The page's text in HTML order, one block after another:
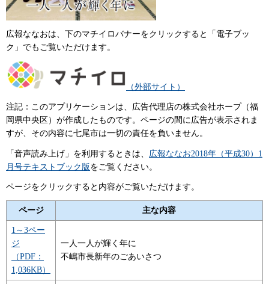
広報ななおは、下のマチイロバナーをクリックすると「電子ブッ
ク」でもご覧いただけます。
（外部サイト）
注記：このアプリケーションは、広告代理店の株式会社ホープ（福
岡県中央区）が作成したものです。ページの間に広告が表示されま
すが、その内容に七尾市は一切の責任を負いません。
「音声読み上げ」を利用するときは、 広報ななお2018年（平成30）1
月号テキストブック版をご覧ください。
ページをクリックすると内容がご覧いただけます。
ページ 主な内容
1～3ペー
ジ
（PDF：
1,036KB）
一人一人が輝く年に
不嶋市長新年のごあいさつ